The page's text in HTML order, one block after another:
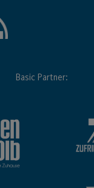
Basic Partner: